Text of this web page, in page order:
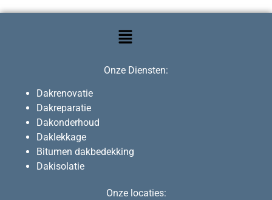
Onze Diensten:
Dakrenovatie
Dakreparatie
Dakonderhoud
Daklekkage
Bitumen dakbedekking
Dakisolatie
Onze locaties: